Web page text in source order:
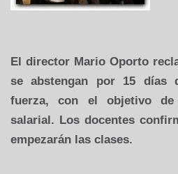
El director Mario Oporto
se abstengan por 15 días
fuerza, con el objetivo
salarial. Los docentes
empezarán las clases.